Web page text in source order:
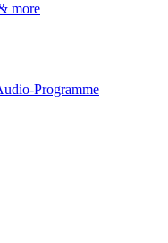
more
Programme